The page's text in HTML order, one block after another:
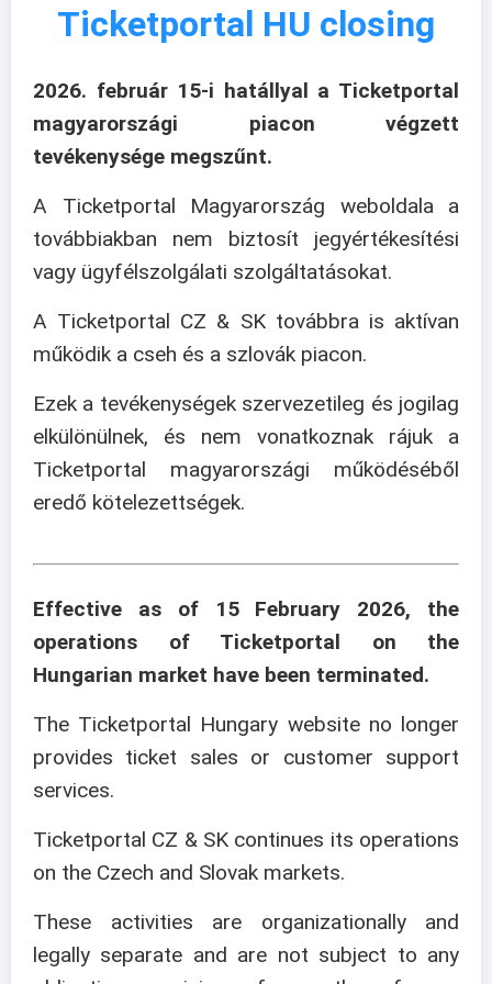
Ticketportal HU closing
2026. február 15-i hatállyal a Ticketportal
magyarországi piacon végzett
tevékenysége megszűnt.
A Ticketportal Magyarország weboldala a
továbbiakban nem biztosít jegyértékesítési
vagy ügyfélszolgálati szolgáltatásokat.
A Ticketportal CZ & SK továbbra is aktívan
működik a cseh és a szlovák piacon.
Ezek a tevékenységek szervezetileg és jogilag
elkülönülnek, és nem vonatkoznak rájuk a
Ticketportal magyarországi működéséből
eredő kötelezettségek.
Effective as of 15 February 2026, the
operations of Ticketportal on the
Hungarian market have been terminated.
The Ticketportal Hungary website no longer
provides ticket sales or customer support
services.
Ticketportal CZ & SK continues its operations
on the Czech and Slovak markets.
These activities are organizationally and
legally separate and are not subject to any